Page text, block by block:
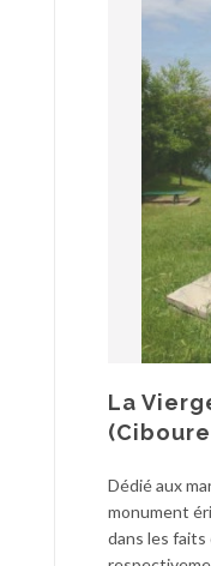
La
Dédié aux
monument
dans les